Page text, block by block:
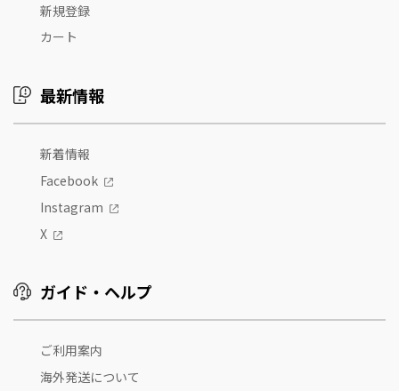
新規登録
カート
最新情報
新着情報
Facebook
Instagram
X
ガイド・ヘルプ
ご利用案内
海外発送について